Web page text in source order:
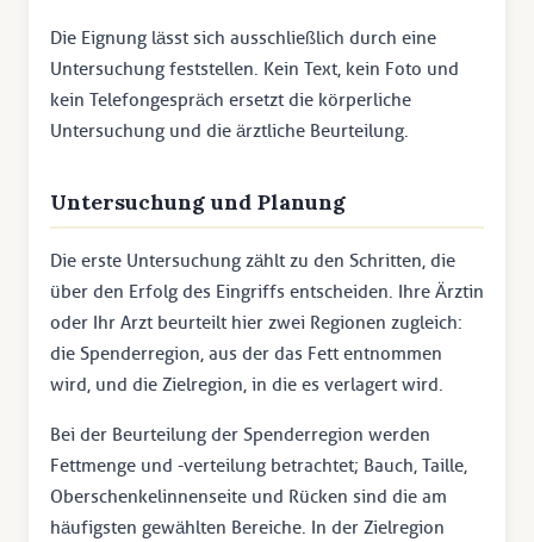
Die Eignung lässt sich ausschließlich durch eine
Untersuchung feststellen. Kein Text, kein Foto und
kein Telefongespräch ersetzt die körperliche
Untersuchung und die ärztliche Beurteilung.
Untersuchung und Planung
Die erste Untersuchung zählt zu den Schritten, die
über den Erfolg des Eingriffs entscheiden. Ihre Ärztin
oder Ihr Arzt beurteilt hier zwei Regionen zugleich:
die Spenderregion, aus der das Fett entnommen
wird, und die Zielregion, in die es verlagert wird.
Bei der Beurteilung der Spenderregion werden
Fettmenge und -verteilung betrachtet; Bauch, Taille,
Oberschenkelinnenseite und Rücken sind die am
häufigsten gewählten Bereiche. In der Zielregion